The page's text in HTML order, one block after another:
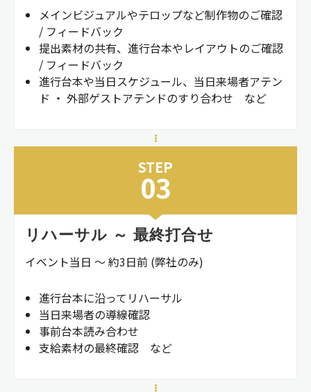
メインビジュアルやテロップなど制作物のご確認
/ フィードバック
提出素材の共有、進行台本やレイアウトのご確認
/ フィードバック
進行台本や当日スケジュール、当日来場者アテン
ド ・ 外部ゲストアテンドのすり合わせ など
STEP
03
リハーサル ～ 最終打合せ
イベント当日 ～ 約3日前 (弊社のみ)
進行台本に沿ってリハーサル
当日来場者の導線確認
事前台本読み合わせ
支給素材の最終確認 など